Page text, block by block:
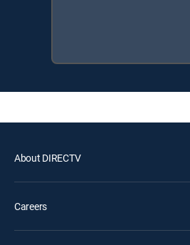
About DIRECTV
Careers